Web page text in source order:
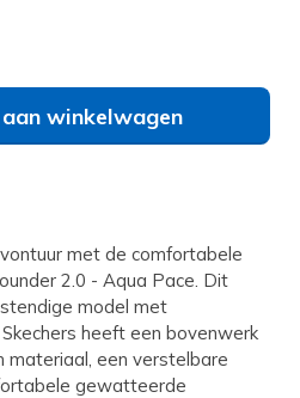
winkelwagen
met de comfortabele
2.0 - Aqua Pace. Dit
model met
heeft een bovenwerk
materiaal, een verstelbare
gewatteerde